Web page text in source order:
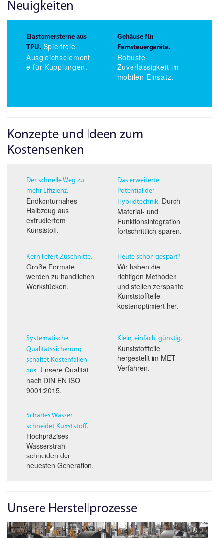
Neuigkeiten
Elastomersterne aus
TPU. Spielfreie
Ausgleichselement
e für Kupplungen.
Gehäuse für
Fernsteuergeräte.
Robuste
Zuverlässigkeit im
mobilen Einsatz.
Konzepte und Ideen zum
Kostensenken
Der schnelle Weg zu
mehr Effizienz.
Endkonturnahes
Halbzeug aus
extrudiertem
Kunststoff.
Das erweiterte
Potential der
Hybridtechnik.Durch
Material- und
Funktionsintegration
fortschrittlich sparen.
Kern liefert Zuschnitte.
Große Formate
werden zu handlichen
Werkstücken.
Heute schon gespart?
Wir haben die
richtigen Methoden
und stellen zerspante
Kunststoffteile
kostenoptimiert her.
Systematische
Qualitäts­sicherung
schaltet Kostenfallen
aus.Unsere Qualität
nach DIN EN ISO
9001:2015.
Klein, einfach, günstig.
Kunststoffteile
hergestellt im MET-
Verfahren.
Scharfes Wasser
schneidet Kunststoff.
Hochpräzises
Wasserstrahl­
schneiden der
neuesten Generation.
Unsere Herstellprozesse